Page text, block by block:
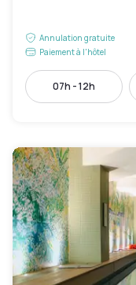
Annulation gratuite
Paiement à l'hôtel
07h - 12h